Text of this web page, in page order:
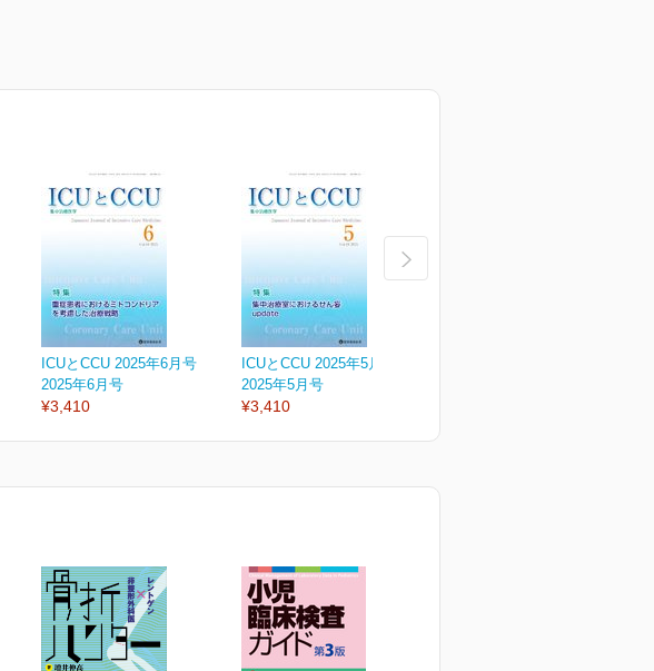
ICUとCCU 2025年6月号
2025年6月号
¥3,410
ICUとCCU 2025年5月号
2025年5月号
¥3,410